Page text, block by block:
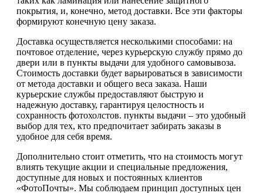
покрытия, и, конечно, метод доставки. Все эти факторы
формируют конечную цену заказа.
Доставка осуществляется несколькими способами: на
почтовое отделение, через курьерскую службу прямо до
двери или в пункты выдачи для удобного самовывоза.
Стоимость доставки будет варьироваться в зависимости
от метода доставки и общего веса заказа. Наши
курьерские службы предоставляют быструю и
надежную доставку, гарантируя целостность и
сохранность фотохолстов. пункты выдачи – это удобный
выбор для тех, кто предпочитает забирать заказы в
удобное для себя время.
Дополнительно стоит отметить, что на стоимость могут
влиять текущие акции и специальные предложения,
доступные для новых и постоянных клиентов
«ФотоПочты». Мы соблюдаем принцип доступных цен